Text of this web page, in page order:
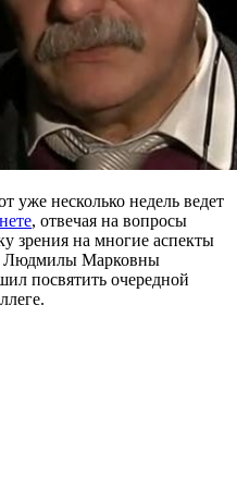
уже несколько недель ведет
, отвечая на вопросы
зрения на многие аспекты
Людмилы Марковны
посвятить очередной